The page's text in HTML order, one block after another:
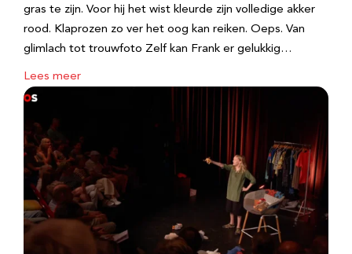
gras te zijn. Voor hij het wist kleurde zijn volledige akker
rood. Klaprozen zo ver het oog kan reiken. Oeps. Van
glimlach tot trouwfoto Zelf kan Frank er gelukkig…
Lees meer